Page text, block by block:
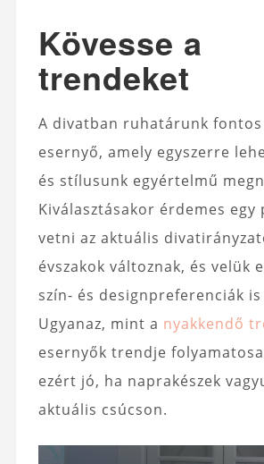
Kövesse a
trendeket
A divatban ruhatárunk fontos
esernyő, amely egyszerre
és stílusunk egyértelmű
Kiválasztásakor érdemes
vetni az aktuális
évszakok változnak, és velük
szín- és designpreferenciák
Ugyanaz, mint a nyakkendő
esernyők trendje
ezért jó, ha naprakészek
aktuális csúcson.